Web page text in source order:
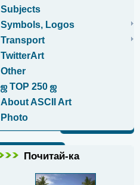
Subjects
Symbols, Logos
Transport
TwitterArt
Other
ஜ TOP 250 ஜ
About ASCII Art
Photo
Почитай-ка